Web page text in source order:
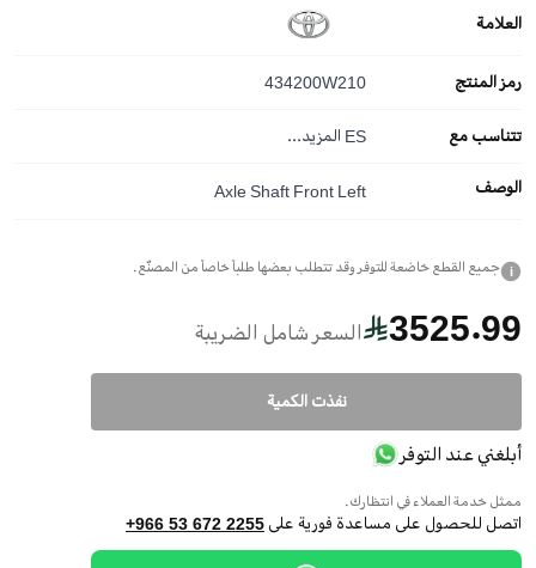
العلامة
رمز المنتج 434200W210
تتناسب مع ES المزيد...
الوصف Axle Shaft Front Left
i جميع القطع خاضعة للتوفر وقد تتطلب بعضها طلباً خاصاً من المصنّع.
3525.99 السعر شامل الضريبة
نفذت الكمية
أبلغني عند التوفر
ممثل خدمة العملاء في انتظارك.
اتصل للحصول على مساعدة فورية على +966 53 672 2255